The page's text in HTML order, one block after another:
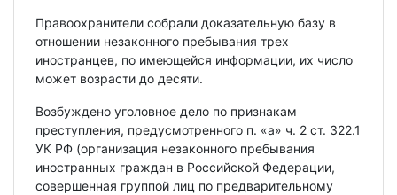
Правоохранители собрали доказательную базу в
отношении незаконного пребывания трех
иностранцев, по имеющейся информации, их число
может возрасти до десяти.
Возбуждено уголовное дело по признакам
преступления, предусмотренного п. «а» ч. 2 ст. 322.1
УК РФ (организация незаконного пребывания
иностранных граждан в Российской Федерации,
совершенная группой лиц по предварительному